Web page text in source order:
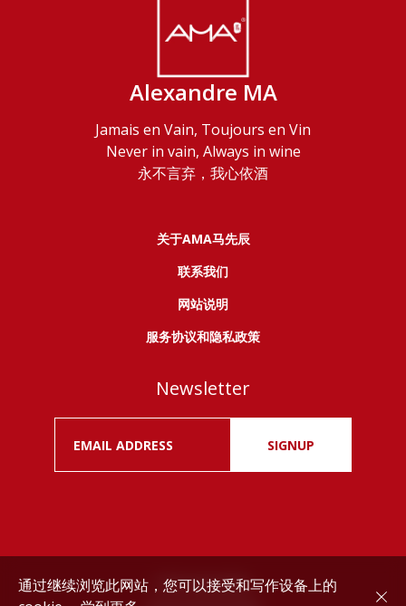
Alexandre MA
Jamais en Vain, Toujours en Vin
Never in vain, Always in wine
永不言弃，我心依酒
关于AMA马先辰
联系我们
网站说明
服务协议和隐私政策
Newsletter
SIGNUP
Drink responsibly.
通过继续浏览此网站，您可以接受和写作设备上的